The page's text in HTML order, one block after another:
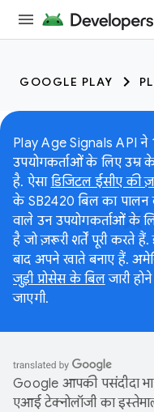
GOOGLE PLAY
Play Age Signals API ने
उपयोगकर्ताओं के लिए उम्र
है. ऐसा डिजिटल ईसीए की
के SB2420 बिल का
वाले उन उपयोगकर्ताओं के
है जो ज़रूरी शर्तें पूरी करते
बाद अपने खाते बनाए हैं.
जुड़ी प्रोसेस के बिलजारी
जाएगी.
Google आपकी पसंदीदा
एआई टेक्नोलॉजी का